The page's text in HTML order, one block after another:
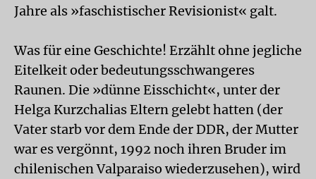
Jahre als »faschistischer Revisionist« galt.
Was für eine Geschichte! Erzählt ohne jegliche
Eitelkeit oder bedeutungsschwangeres
Raunen. Die »dünne Eisschicht«, unter der
Helga Kurzchalias Eltern gelebt hatten (der
Vater starb vor dem Ende der DDR, der Mutter
war es vergönnt, 1992 noch ihren Bruder im
chilenischen Valparaiso wiederzusehen), wird